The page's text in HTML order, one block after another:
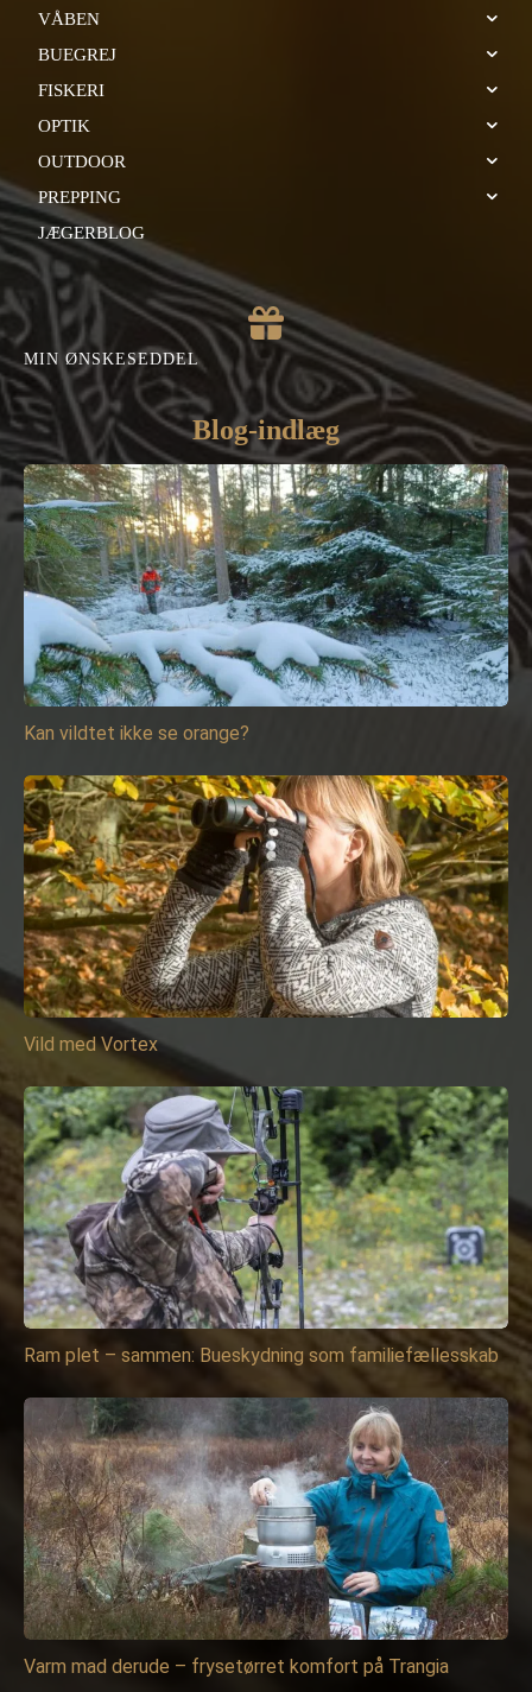
VÅBEN
BUEGREJ
FISKERI
OPTIK
OUTDOOR
PREPPING
JÆGERBLOG
MIN ØNSKESEDDEL
Blog-indlæg
Kan vildtet ikke se orange?
Vild med Vortex
Ram plet – sammen: Bueskydning som familiefællesskab
Varm mad derude – frysetørret komfort på Trangia